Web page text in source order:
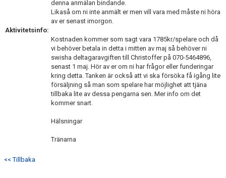
Aktivitetsinfo:
denna anmälan bindande.
Likaså om ni inte anmält er men vill vara med måste ni höra
av er senast imorgon.
Kostnaden kommer som sagt vara 1785kr/spelare och då
vi behöver betala in detta i mitten av maj så behöver ni
swisha deltagaravgiften till Christoffer på 070-5464896,
senast 1 maj. Hör av er om ni har frågor eller funderingar
kring detta. Tanken är också att vi ska försöka få igång lite
försäljning så man som spelare har möjlighet att tjäna
tillbaka lite av dessa pengarna sen. Mer info om det
kommer snart.
Hälsningar
Tränarna
<< Tillbaka